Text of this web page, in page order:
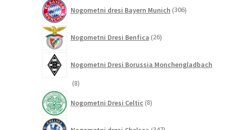
Nogometni dresi Bayern Munich 306izdelkov
Nogometni Dresi Benfica 26izdelkov
Nogometni Dresi Borussia Monchengladbach
88
Nogometni Dresi Celtic 8izdelkov